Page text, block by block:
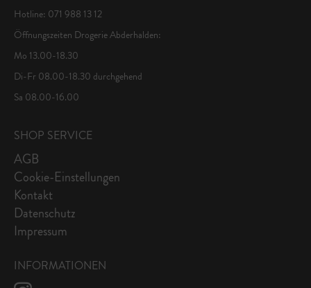
Hotline: 071 988 13 12
Öffnungszeiten Drogerie Abderhalden:
Mo 13.00-18.30
Di-Fr 08.00-18.30 durchgehend
Sa 08.00-16.00
SHOP SERVICE
AGB
Cookie-Einstellungen
Kontakt
Datenschutz
Impressum
INFORMATIONEN